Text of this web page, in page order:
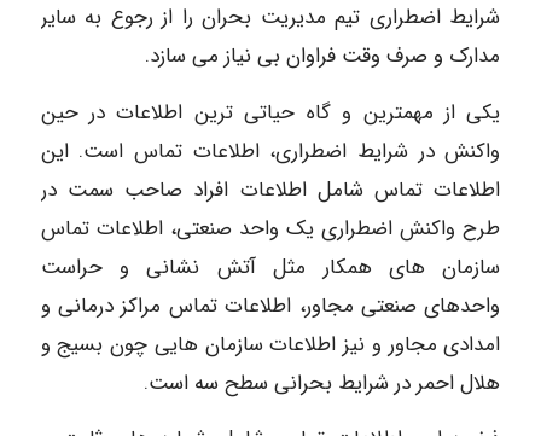
شرایط اضطراری تیم مدیریت بحران را از رجوع به سایر
مدارک و صرف وقت فراوان بی نیاز می سازد.
یکی از مهمترین و گاه حیاتی ترین اطلاعات در حین
واکنش در شرایط اضطراری، اطلاعات تماس است. این
اطلاعات تماس شامل اطلاعات افراد صاحب سمت در
طرح واکنش اضطراری یک واحد صنعتی، اطلاعات تماس
سازمان های همکار مثل آتش نشانی و حراست
واحدهای صنعتی مجاور، اطلاعات تماس مراکز درمانی و
امدادی مجاور و نیز اطلاعات سازمان هایی چون بسیج و
هلال احمر در شرایط بحرانی سطح سه است.